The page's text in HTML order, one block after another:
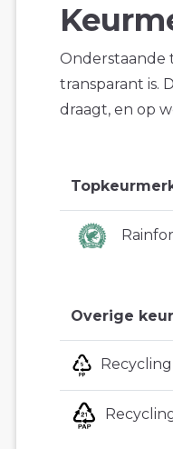
Onderstaande
transparant is.
draagt, en op
Overige